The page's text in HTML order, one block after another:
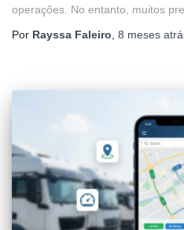
operações. No entanto, muitos
Por Rayssa Faleiro, 8 meses